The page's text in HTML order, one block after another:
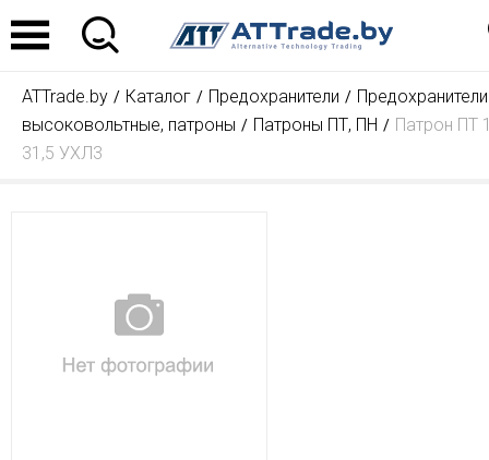
ATTrade.by Каталог Предохранители
Предохранители
высоковольтные, патроны
Патроны ПТ, ПН
Патрон ПТ
31,5 УХЛ3